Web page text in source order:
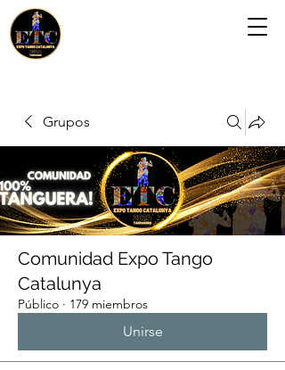
Grupos
Comunidad Expo Tango
Catalunya
Público · 179 miembros
Unirse